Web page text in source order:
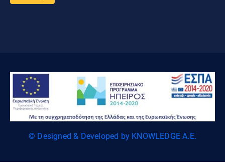
© Designed & Developed by KNOWLEDGE A.E.